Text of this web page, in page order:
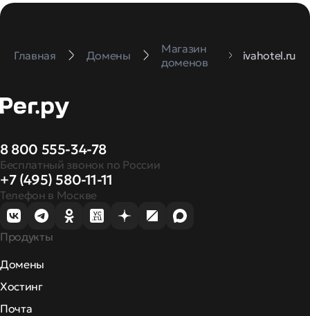
Главная Домены
Магазин
доменов
ivahotel.ru
8 800 555-34-78
Бесплатный звонок по России
+7 (495) 580-11-11
Телефон в Москве
Продукты
Домены
Хостинг
Почта